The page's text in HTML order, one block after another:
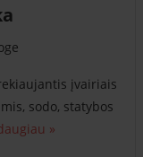
įvairiais
sodo, statybos
»